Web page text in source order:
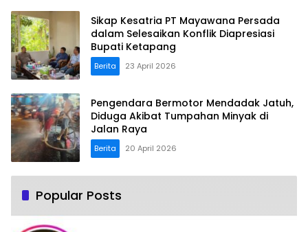
Sikap Kesatria PT Mayawana Persada
dalam Selesaikan Konflik Diapresiasi
Bupati Ketapang ‎
Berita 23 April 2026
Pengendara Bermotor Mendadak Jatuh,
Diduga Akibat Tumpahan Minyak di
Jalan Raya
Berita 20 April 2026
Popular Posts